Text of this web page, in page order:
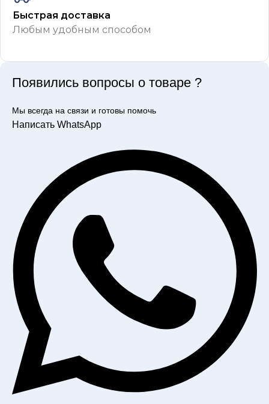
Быстрая доставка
Любым удобным способом
Появились вопросы о товаре ?
Мы всегда на связи и готовы помочь
Написать WhatsApp